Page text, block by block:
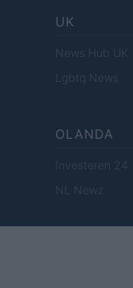
UK
News Hub UK
Lgbtq News
OLANDA
Investeren 24
NL Newz